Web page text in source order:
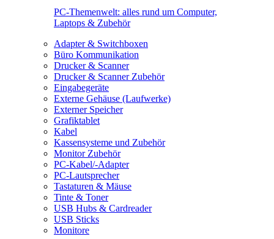
PC-Themenwelt: alles rund um Computer,
Laptops & Zubehör
Adapter & Switchboxen
Büro Kommunikation
Drucker & Scanner
Drucker & Scanner Zubehör
Eingabegeräte
Externe Gehäuse (Laufwerke)
Externer Speicher
Grafiktablet
Kabel
Kassensysteme und Zubehör
Monitor Zubehör
PC-Kabel/-Adapter
PC-Lautsprecher
Tastaturen & Mäuse
Tinte & Toner
USB Hubs & Cardreader
USB Sticks
Monitore